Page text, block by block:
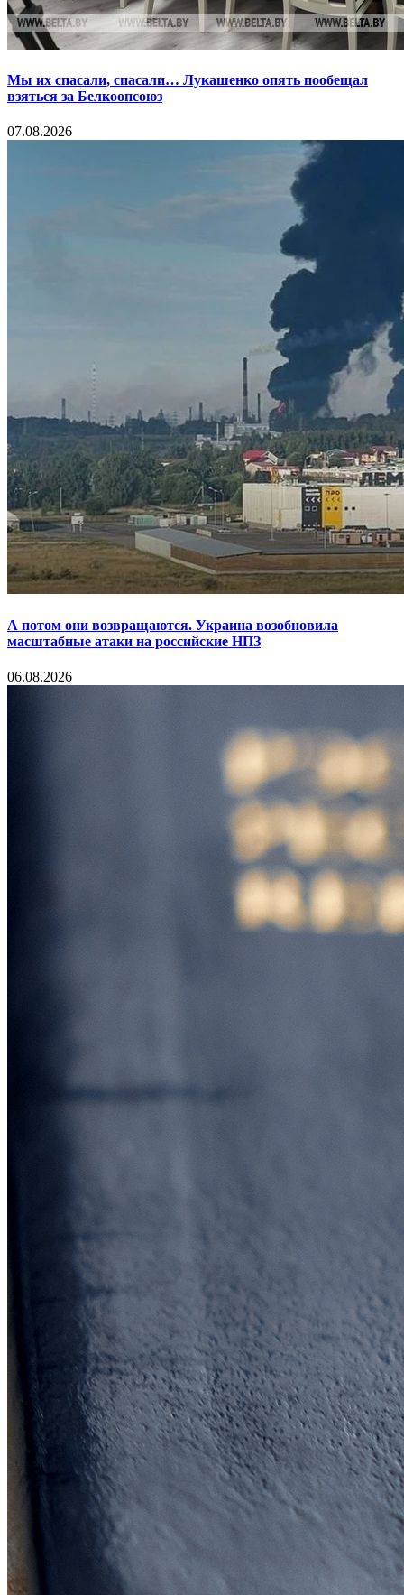
Мы их спасали, спасали… Лукашенко опять пообещал
взяться за Белкоопсоюз
07.08.2026
А потом они возвращаются. Украина возобновила
масштабные атаки на российские НПЗ
06.08.2026